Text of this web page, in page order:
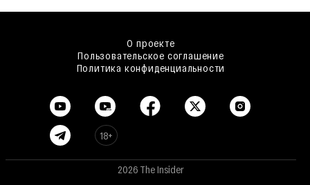
О проекте
Пользовательское соглашение
Политика конфиденциальности
18+
2026 The Insider